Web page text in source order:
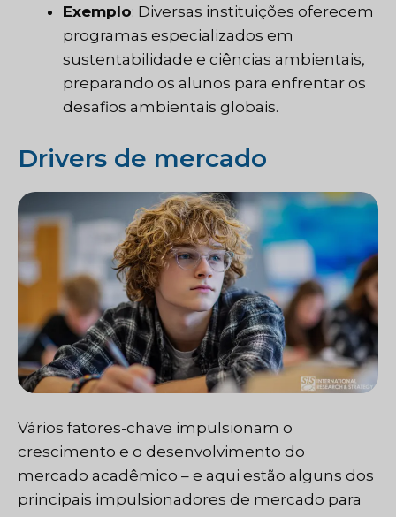
Exemplo: Diversas instituições oferecem
programas especializados em
sustentabilidade e ciências ambientais,
preparando os alunos para enfrentar os
desafios ambientais globais.
Drivers de mercado
Vários fatores-chave impulsionam o
crescimento e o desenvolvimento do
mercado acadêmico – e aqui estão alguns dos
principais impulsionadores de mercado para